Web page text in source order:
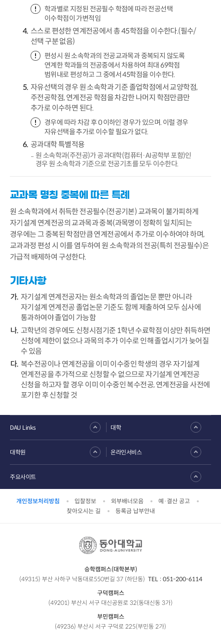
학과별로 지정된 전공필수 학점에 따라 전공선택
이수학점이 가변적임
스스로 편성한 연계전공에서 총 45학점을 이수한다.(필수/
선택 구분 없음)
편성시 원 소속학과의 전공교과목과 중복되지 않도록
연계한 학과들의 전공중에서 차용하여 최대 69학점
범위내로 편성하고 그 중에서 45학점을 이수한다.
자유선택의 경우 원 소속학과 기준 졸업학점에서 교양학점,
주전공학점, 연계전공 학점을 차감한 나머지 학점만큼만
추가로 이수하면 된다.
경우에 따라 차감 후 0 이하인 경우가 있으며. 이럴 경우
자유선택을 추가로 이수할 필요가 없다.
공과대학 특별적용
원 소속학과(주전공)가 공과대학(컴퓨터·AI공학부 포함)인
경우 원 소속학과 기준으로 전공기초를 모두 이수한다.
교과목 명칭 중복에 따른 특례
원 소속학과에서 취득한 전공필수(전공기본) 교과목이 불가피하게
자기설계 연계전공의 교과목과 중복(과목명이 정확히 일치)되는
경우에는 그 중복된 학점만큼 연계전공에서 추가로 이수하여야 하며,
교과과정 편성 시 이를 염두하여 원 소속학과의 전공(특히 전공필수)은
가급적 배제하여 구성한다.
기타사항
자기설계 연계전공자는 원소속학과의 졸업논문 뿐만 아니라
자기설계 연계전공 졸업논문 기준도 함께 제출하여 모두 심사에
통과하여야 졸업이 가능함
고학년의 경우에도 신청시점기준 1학년 수료학점 이상만 취득하면
신청에 제한이 없으나 과목의 추가 이수로 인해 졸업시기가 늦어질
수 있음
복수전공이나 연계전공을 이미 이수중인 학생의 경우 자기설계
연계전공을 추가적으로 신청할 수 없으므로 자기설계 연계전공
신청을 하고자 할 경우 이미 이수중인 복수전공, 연계전공을 사전에
포기한 후 신청할 것
개인정보처리방침 입찰정보 외부배너모음
예·결산 공고
찾아오시는 길
등록금 납부안내
DAU Links 대학
대학원 온라인서비스
주요사이트
승학캠퍼스(대학본부)
(49315) 부산 사하구 낙동대로550번길 37 (하단동) TEL : 051-200-6114
구덕캠퍼스
(49201) 부산시 서구 대신공원로 32(동대신동 3가)
부민캠퍼스
(49236) 부산시 서구 구덕로 225(부민동 2가)